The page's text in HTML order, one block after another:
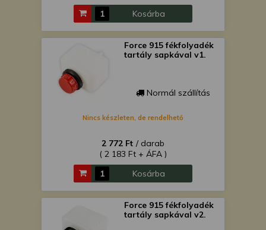
Kosárba
Force 915 fékfolyadék
tartály sapkával v1.
Normál szállítás
Nincs készleten, de rendelhető
2 772 Ft / darab
( 2 183 Ft + ÁFA )
Kosárba
Force 915 fékfolyadék
tartály sapkával v2.